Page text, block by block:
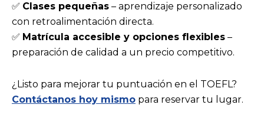
✅ Clases pequeñas – aprendizaje personalizado
con retroalimentación directa.
✅ Matrícula accesible y opciones flexibles –
preparación de calidad a un precio competitivo.
¿Listo para mejorar tu puntuación en el TOEFL?
Contáctanos hoy mismo para reservar tu lugar.